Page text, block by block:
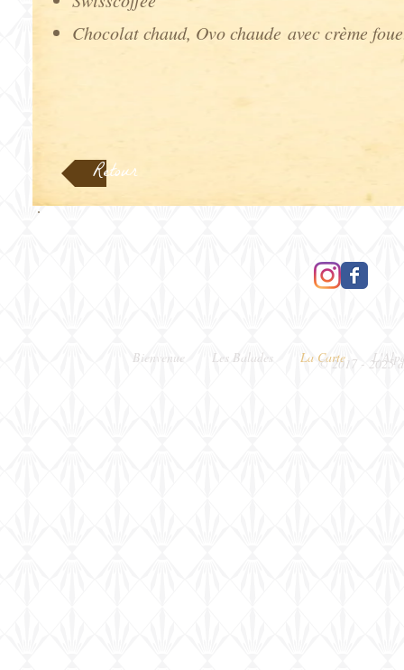
Chocolat chaud, Ovo chaude avec crème
Retour
Bienvenue Les Balades La Carte
© 2017 - 2025